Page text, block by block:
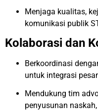
Menjaga kualitas,
komunikasi publik
Kolaborasi dan
Berkoordinasi
untuk integrasi
Mendukung tim
penyusunan